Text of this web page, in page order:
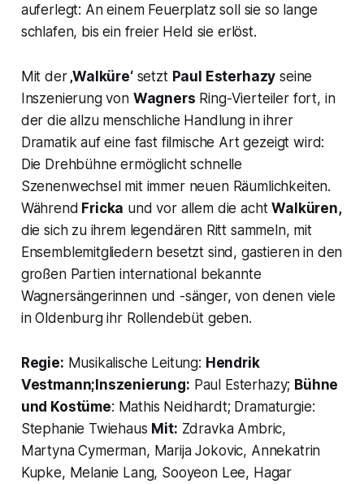
auferlegt: An einem Feuerplatz soll sie so lange
schlafen, bis ein freier Held sie erlöst.
Mit der‚Walküre‘setzt Paul Esterhazy seine
Inszenierung von Wagners Ring-Vierteiler fort, in
der die allzu menschliche Handlung in ihrer
Dramatik auf eine fast filmische Art gezeigt wird:
Die Drehbühne ermöglicht schnelle
Szenenwechsel mit immer neuen Räumlichkeiten.
Während Fricka und vor allem die achtWalküren,
die sich zu ihrem legendären Ritt sammeln, mit
Ensemblemitgliedern besetzt sind, gastieren in den
großen Partien international bekannte
Wagnersängerinnen und -sänger, von denen viele
in Oldenburg ihr Rollendebüt geben.
Regie: Musikalische Leitung: Hendrik
Vestmann;Inszenierung: Paul Esterhazy; Bühne
und Kostüme: Mathis Neidhardt; Dramaturgie:
Stephanie Twiehaus Mit: Zdravka Ambric,
Martyna Cymerman, Marija Jokovic, Annekatrin
Kupke, Melanie Lang, Sooyeon Lee, Hagar